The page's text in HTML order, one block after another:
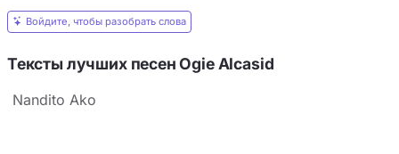
Войдите, чтобы разобрать слова
Тексты лучших песен Ogie Alcasid
Nandito Ako